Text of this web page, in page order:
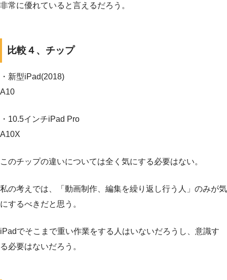
非常に優れていると言えるだろう。
比較４、チップ
・新型iPad(2018)
A10
・10.5インチiPad Pro
A10X
このチップの違いについては全く気にする必要はない。
私の考えでは、「動画制作、編集を繰り返し行う人」のみが気
にするべきだと思う。
iPadでそこまで重い作業をする人はいないだろうし、意識す
る必要はないだろう。